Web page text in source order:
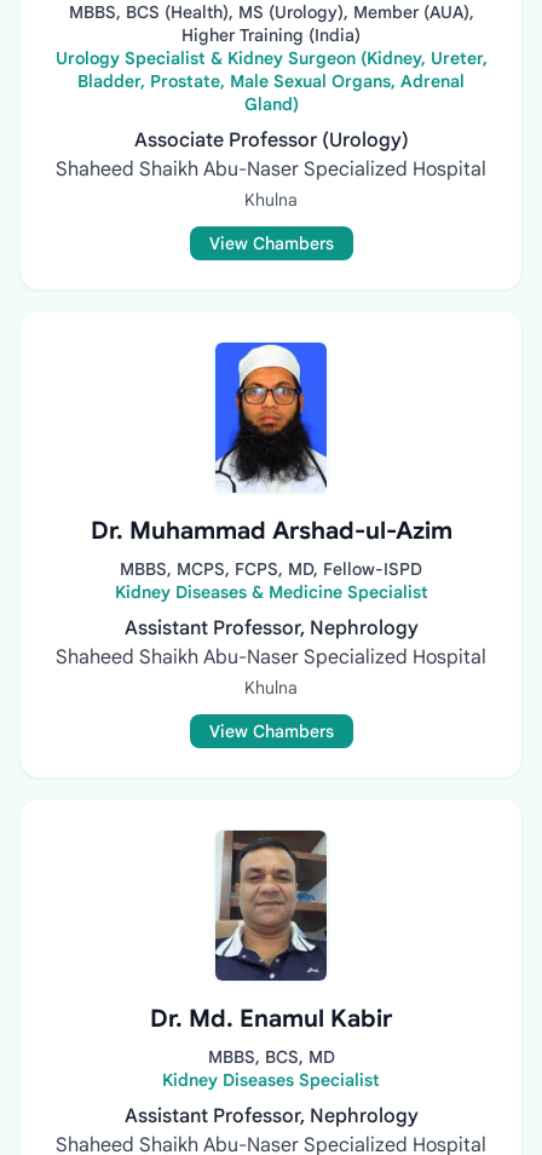
MBBS, BCS (Health), MS (Urology), Member (AUA),
Higher Training (India)
Urology Specialist & Kidney Surgeon (Kidney, Ureter,
Bladder, Prostate, Male Sexual Organs, Adrenal
Gland)
Associate Professor (Urology)
Shaheed Shaikh Abu-Naser Specialized Hospital
Khulna
View Chambers
Dr. Muhammad Arshad-ul-Azim
MBBS, MCPS, FCPS, MD, Fellow-ISPD
Kidney Diseases & Medicine Specialist
Assistant Professor, Nephrology
Shaheed Shaikh Abu-Naser Specialized Hospital
Khulna
View Chambers
Dr. Md. Enamul Kabir
MBBS, BCS, MD
Kidney Diseases Specialist
Assistant Professor, Nephrology
Shaheed Shaikh Abu-Naser Specialized Hospital